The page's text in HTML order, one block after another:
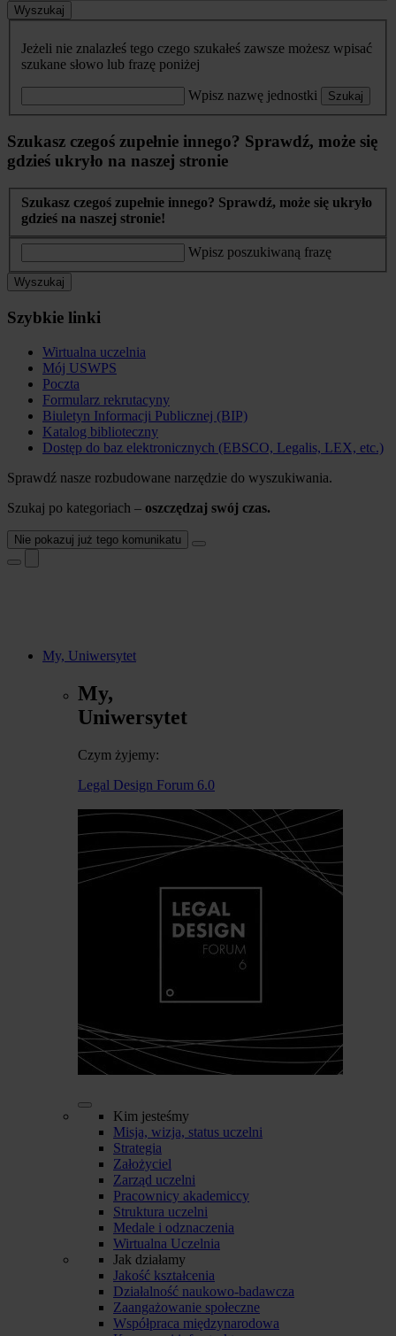
Wyszukaj
Jeżeli nie znalazłeś tego czego szukałeś zawsze możesz wpisać
szukane słowo lub frazę poniżej
Wpisz nazwę jednostki Szukaj
Szukasz czegoś zupełnie innego? Sprawdź, może się
gdzieś ukryło na naszej stronie
Szukasz czegoś zupełnie innego? Sprawdź, może się ukryło
gdzieś na naszej stronie!
Wpisz poszukiwaną frazę
Wyszukaj
Szybkie linki
Wirtualna uczelnia
Mój USWPS
Poczta
Formularz rekrutacyny
Biuletyn Informacji Publicznej (BIP)
Katalog biblioteczny
Dostęp do baz elektronicznych (EBSCO, Legalis, LEX, etc.)
Sprawdź nasze rozbudowane narzędzie do wyszukiwania.
Szukaj po kategoriach – oszczędzaj swój czas.
Nie pokazuj już tego komunikatu
My, Uniwersytet
My,
Uniwersytet
Czym żyjemy:
Legal Design Forum 6.0
Kim jesteśmy
Misja, wizja, status uczelni
Strategia
Założyciel
Zarząd uczelni
Pracownicy akademiccy
Struktura uczelni
Medale i odznaczenia
Wirtualna Uczelnia
Jak działamy
Jakość kształcenia
Działalność naukowo-badawcza
Zaangażowanie społeczne
Współpraca międzynarodowa